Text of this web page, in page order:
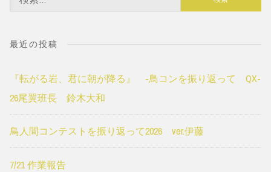
索:
最近の投稿
『転がる岩、君に朝が降る』 -鳥コンを振り返って QX-
26尾翼班長 鈴木大和
鳥人間コンテストを振り返って2026 ver.伊藤
7/21 作業報告